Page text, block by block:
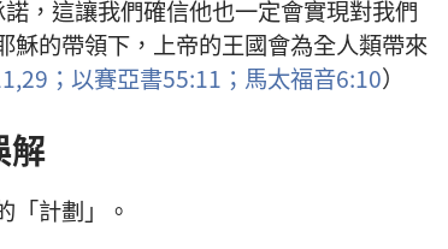
，這讓我們確信他也一定會實現對我們
穌的帶領下，上帝的王國會為全人類帶來
29； 以賽亞書55:11； 馬太福音6:10）
解
「計劃」。